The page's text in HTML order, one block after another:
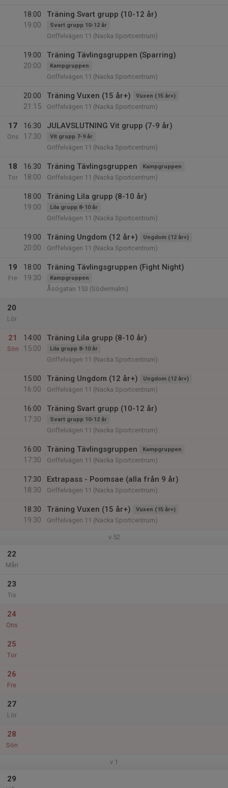
18:00
19:00
Träning Svart grupp (10-12 år)
Svart grupp 10-12 år
Griffelvägen 11 (Nacka Sportcentrum)
19:00
20:00
Träning Tävlingsgruppen (Sparring)
Kampgruppen
Griffelvägen 11 (Nacka Sportcentrum)
20:00
21:15
Träning Vuxen (15 år+) Vuxen (15 år+)
Griffelvägen 11 (Nacka Sportcentrum)
17
Ons
16:30
17:30
JULAVSLUTNING Vit grupp (7-9 år)
Vit grupp 7-9 år
Griffelvägen 11 (Nacka Sportcentrum)
18
Tor
16:30
18:00
Träning Tävlingsgruppen Kampgruppen
Griffelvägen 11 (Nacka Sportcentrum)
18:00
19:00
Träning Lila grupp (8-10 år)
Lila grupp 8-10 år
Griffelvägen 11 (Nacka Sportcentrum)
19:00
20:00
Träning Ungdom (12 år+) Ungdom (12 år+)
Griffelvägen 11 (Nacka Sportcentrum)
19
Fre
18:00
19:30
Träning Tävlingsgruppen (Fight Night)
Kampgruppen
Åsögatan 153 (Södermalm)
20
Lör
21
Sön
14:00
15:00
Träning Lila grupp (8-10 år)
Lila grupp 8-10 år
Griffelvägen 11 (Nacka Sportcentrum)
15:00
16:00
Träning Ungdom (12 år+) Ungdom (12 år+)
Griffelvägen 11 (Nacka Sportcentrum)
16:00
17:30
Träning Svart grupp (10-12 år)
Svart grupp 10-12 år
Griffelvägen 11 (Nacka Sportcentrum)
16:00
17:30
Träning Tävlingsgruppen Kampgruppen
Griffelvägen 11 (Nacka Sportcentrum)
17:30
18:30
Extrapass - Poomsae (alla från 9 år)
Griffelvägen 11 (Nacka Sportcentrum)
18:30
19:30
Träning Vuxen (15 år+) Vuxen (15 år+)
Griffelvägen 11 (Nacka Sportcentrum)
v.52
22
Mån
23
Tis
24
Ons
25
Tor
26
Fre
27
Lör
28
Sön
v.1
29